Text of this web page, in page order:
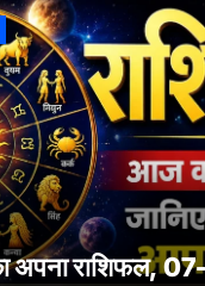
अपना राशिफल,